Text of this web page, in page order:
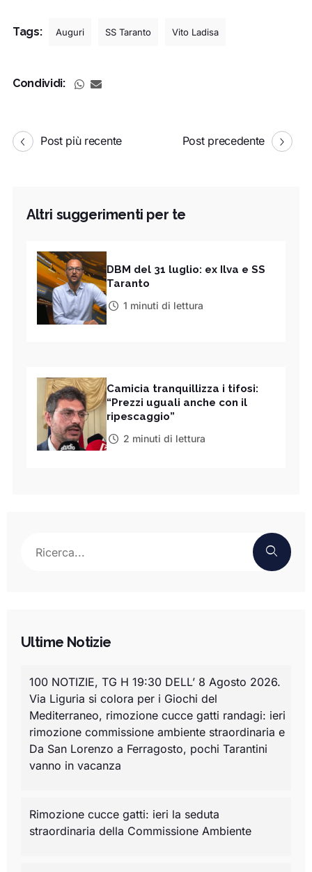
Tags: Auguri SS Taranto Vito Ladisa
Condividi:
Post più recente Post precedente
Altri suggerimenti per te
DBM del 31 luglio: ex Ilva e SS
Taranto
1 minuti di lettura
Camicia tranquillizza i tifosi:
“Prezzi uguali anche con il
ripescaggio”
2 minuti di lettura
Ultime Notizie
100 NOTIZIE, TG H 19:30 DELL’ 8 Agosto 2026.
Via Liguria si colora per i Giochi del
Mediterraneo, rimozione cucce gatti randagi: ieri
rimozione commissione ambiente straordinaria e
Da San Lorenzo a Ferragosto, pochi Tarantini
vanno in vacanza
Rimozione cucce gatti: ieri la seduta
straordinaria della Commissione Ambiente